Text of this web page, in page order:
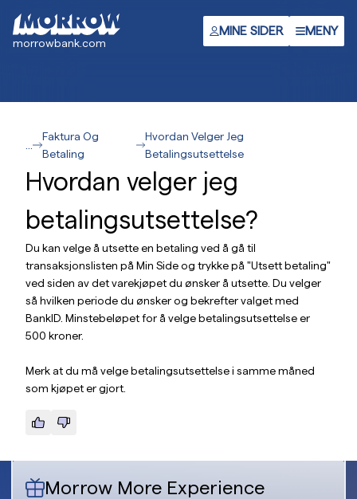
hovedinnhold
morrowbank.com
MINE SIDER MENY
Faktura Og
Betaling
Hvordan Velger Jeg
Betalingsutsettelse
Hvordan velger jeg
betalingsutsettelse?
Du kan velge å utsette en betaling ved å gå til
transaksjonslisten på Min Side og trykke på "Utsett betaling"
ved siden av det varekjøpet du ønsker å utsette. Du velger
så hvilken periode du ønsker og bekrefter valget med
BankID. Minstebeløpet for å velge betalingsutsettelse er
500 kroner.
Merk at du må velge betalingsutsettelse i samme måned
som kjøpet er gjort.
Morrow More Experience